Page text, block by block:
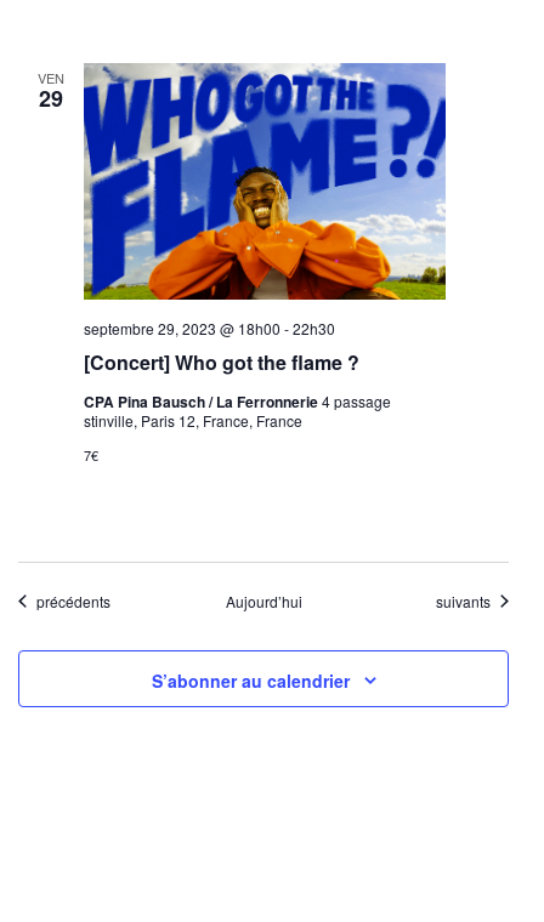
VEN
29
[Concert] Who got the flame ?
septembre 29, 2023 @ 18h00 -22h30
CPA Pina Bausch / La Ferronnerie4 passage
stinville, Paris 12, France, France
7€
Évènements
précédents Aujourd’hui Évènements
suivants
S’abonner au calendrier